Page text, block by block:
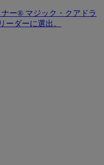
ナー® マジック・クアドラ
ダーに選出。